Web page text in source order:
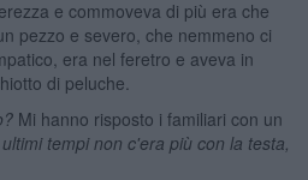
e commoveva di più era che
pezzo e severo, che nemmeno ci
era nel feretro e aveva in
di peluche.
Mi hanno risposto i familiari con un
ultimi tempi non c'era più con la testa